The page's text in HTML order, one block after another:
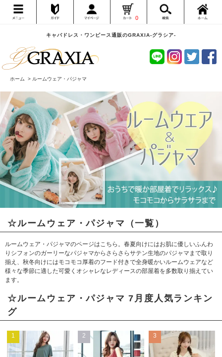
キャバドレス・ワンピース通販のGRAXIA-グラシア-
0
ホーム > ルームウェア・パジャマ
☆ルームウェア・パジャマ（一覧）
ルームウェア・パジャマのページはこちら。春夏向けにはお肌に優しいふんわ
りシフォンのガーリーなパジャマからさらさらサテン生地のパジャマまで取り
揃え、秋冬向けにはモコモコ厚着のフード付きで全身暖かいルームウェアなど
様々な季節に適した可愛くオシャレなレディースの部屋着を多数取り揃えてい
ます。
☆ルームウェア・パジャマ 7月度人気ランキン
グ
1 2 3